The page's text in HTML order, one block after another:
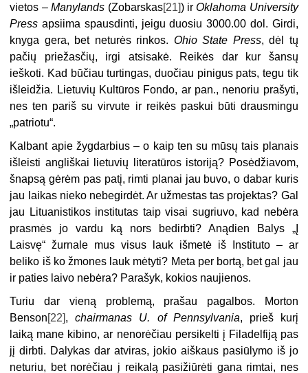
vietos –Manylands (Zobarskas[21]) irOklahoma University
Press apsiima spausdinti, jeigu duosiu 3000.00 dol. Girdi,
knyga gera, bet neturės rinkos. Ohio State Press, dėl tų
pačių priežasčių, irgi atsisakė. Reikės dar kur šansų
ieškoti. Kad būčiau turtingas, duočiau pinigus pats, tegu tik
išleidžia. Lietuvių Kultūros Fondo, ar pan., nenoriu prašyti,
nes ten pariš su virvute ir reikės paskui būti drausmingu
„patriotu“.
Kalbant apie žygdarbius – o kaip ten su mūsų tais planais
išleisti angliškai lietuvių literatūros istoriją? Posėdžiavom,
šnapsą gėrėm pas patį, rimti planai jau buvo, o dabar kuris
jau laikas nieko nebegirdėt. Ar užmestas tas projektas? Gal
jau Lituanistikos institutas taip visai sugriuvo, kad nebėra
prasmės jo vardu ką nors bedirbti? Anądien Balys „Į
Laisvę“ žurnale mus visus lauk išmetė iš Instituto – ar
beliko iš ko žmones lauk mėtyti? Meta per bortą, bet gal jau
ir paties laivo nebėra? Parašyk, kokios naujienos.
Turiu dar vieną problemą, prašau pagalbos. Morton
Benson[22],chairmanas U. of Pennsylvania, prieš kurį
laiką mane kibino, ar nenorėčiau persikelti į Filadelfiją pas
jį dirbti. Dalykas dar atviras, jokio aiškaus pasiūlymo iš jo
neturiu, bet norėčiau į reikalą pasižiūrėti gana rimtai, nes